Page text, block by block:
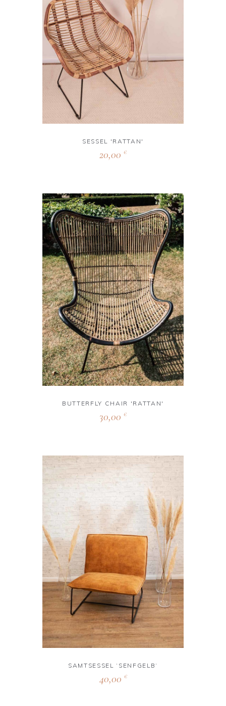
SESSEL 'RATTAN'
20,00 €
BUTTERFLY CHAIR 'RATTAN'
30,00 €
SAMTSESSEL ‘SENFGELB‘
40,00 €